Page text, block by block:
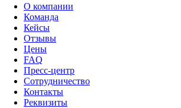
О компании
Команда
Кейсы
Отзывы
Цены
FAQ
Пресс-центр
Сотрудничество
Контакты
Реквизиты